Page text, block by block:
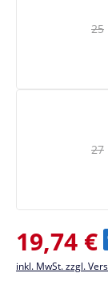
25
27
Verkaufspreis:
19,74 €
inkl. MwSt. zzgl.